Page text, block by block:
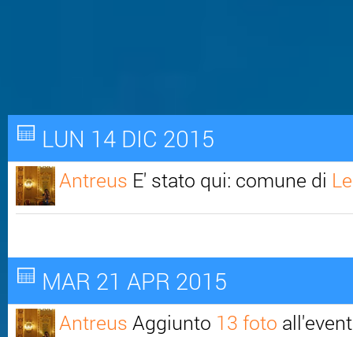
LUN 14 DIC 2015
Antreus E' stato qui: comune di
MAR 21 APR 2015
Antreus Aggiunto 13 foto